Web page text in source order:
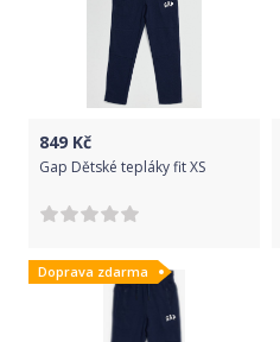
849 Kč
Gap Dětské tepláky fit XS
Doprava zdarma